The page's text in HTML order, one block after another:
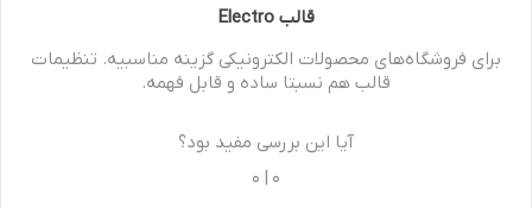
قالب Electro
برای فروشگاه‌های محصولات الکترونیکی گزینه مناسبیه. تنظیمات
قالب هم نسبتا ساده و قابل فهمه.
آیا این بررسی مفید بود؟
0
|
0